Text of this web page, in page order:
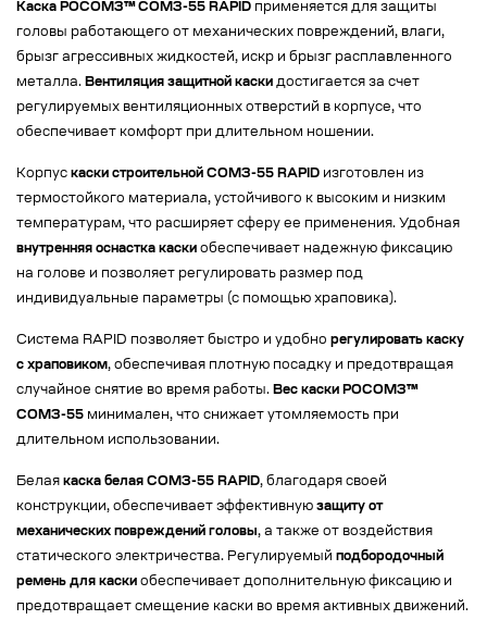
Каска РОСОМЗ™ СОМЗ-55 RAPID применяется для защиты
головы работающего от механических повреждений, влаги,
брызг агрессивных жидкостей, искр и брызг расплавленного
металла. Вентиляция защитной каски достигается за счет
регулируемых вентиляционных отверстий в корпусе, что
обеспечивает комфорт при длительном ношении.
Корпус каски строительной СОМЗ-55 RAPID изготовлен из
термостойкого материала, устойчивого к высоким и низким
температурам, что расширяет сферу ее применения. Удобная
внутренняя оснастка каски обеспечивает надежную фиксацию
на голове и позволяет регулировать размер под
индивидуальные параметры (с помощью храповика).
Система RAPID позволяет быстро и удобно регулировать каску
с храповиком, обеспечивая плотную посадку и предотвращая
случайное снятие во время работы. Вес каски РОСОМЗ™
СОМЗ-55 минимален, что снижает утомляемость при
длительном использовании.
Белая каска белая СОМЗ-55 RAPID, благодаря своей
конструкции, обеспечивает эффективную защиту от
механических повреждений головы, а также от воздействия
статического электричества. Регулируемый подбородочный
ремень для каски обеспечивает дополнительную фиксацию и
предотвращает смещение каски во время активных движений.